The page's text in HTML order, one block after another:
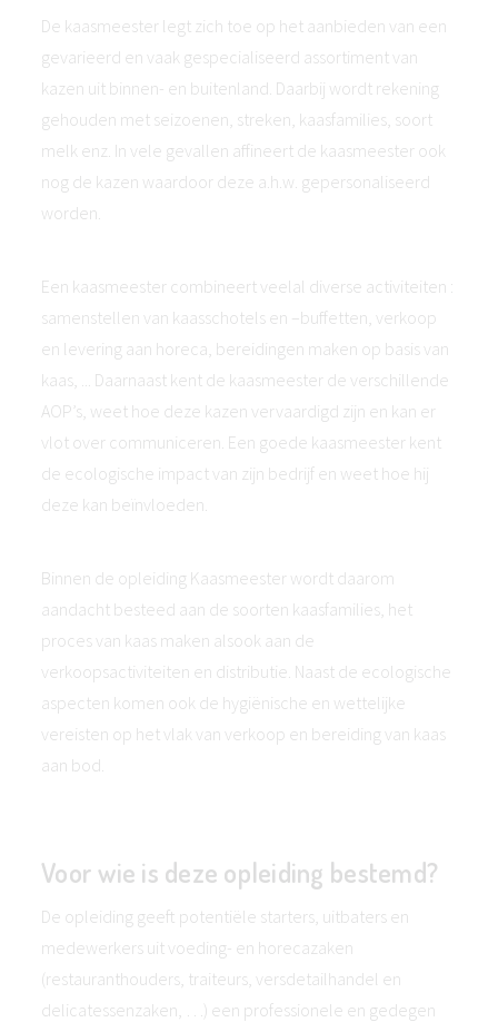
De kaasmeester legt zich toe op het aanbieden van een
gevarieerd en vaak gespecialiseerd assortiment van
kazen uit binnen- en buitenland. Daarbij wordt rekening
gehouden met seizoenen, streken, kaasfamilies, soort
melk enz. In vele gevallen affineert de kaasmeester ook
nog de kazen waardoor deze a.h.w. gepersonaliseerd
worden.
Een kaasmeester combineert veelal diverse activiteiten :
samenstellen van kaasschotels en –buffetten, verkoop
en levering aan horeca, bereidingen maken op basis van
kaas, ... Daarnaast kent de kaasmeester de verschillende
AOP’s, weet hoe deze kazen vervaardigd zijn en kan er
vlot over communiceren. Een goede kaasmeester kent
de ecologische impact van zijn bedrijf en weet hoe hij
deze kan beïnvloeden.
Binnen de opleiding Kaasmeester wordt daarom
aandacht besteed aan de soorten kaasfamilies, het
proces van kaas maken alsook aan de
verkoopsactiviteiten en distributie. Naast de ecologische
aspecten komen ook de hygiënische en wettelijke
vereisten op het vlak van verkoop en bereiding van kaas
aan bod.
Voor wie is deze opleiding bestemd?
De opleiding geeft potentiële starters, uitbaters en
medewerkers uit voeding- en horecazaken
(restauranthouders, traiteurs, versdetailhandel en
delicatessenzaken, …) een professionele en gedegen